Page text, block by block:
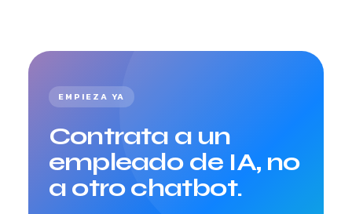
EMPIEZA YA
Contrata a un
empleado de IA, no
a otro chatbot.